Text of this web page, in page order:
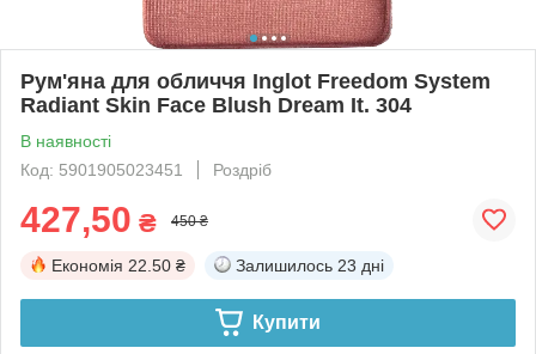
Рум'яна для обличчя Inglot Freedom System
Radiant Skin Face Blush Dream It. 304
В наявності
Код: 5901905023451
Роздріб
427,50 ₴ 450 ₴
Економія 22.50 ₴ Залишилось 23 дні
Купити